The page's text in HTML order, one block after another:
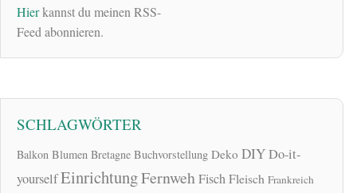
Hierkannst du meinen RSS-
Feed abonnieren.
SCHLAGWÖRTER
Balkon Blumen Bretagne Buchvorstellung Deko DIYDo-it-
yourselfEinrichtungFernwehFischFleisch Frankreich